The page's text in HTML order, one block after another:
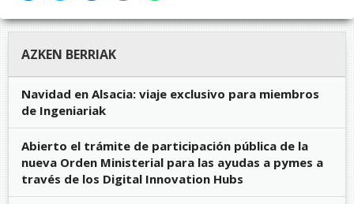
AZKEN BERRIAK
Navidad en Alsacia: viaje exclusivo para miembros
de Ingeniariak
Abierto el trámite de participación pública de la
nueva Orden Ministerial para las ayudas a pymes a
través de los Digital Innovation Hubs